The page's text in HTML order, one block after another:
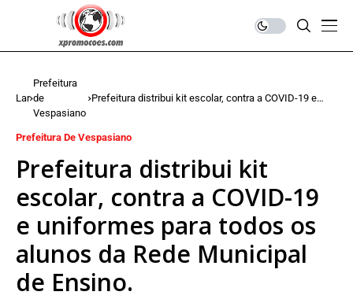
Lar
Prefeitura
de
Vespasiano
Prefeitura distribui kit escolar, contra a COVID-19 e
Prefeitura De Vespasiano
Prefeitura distribui kit
escolar, contra a COVID-19
e uniformes para todos os
alunos da Rede Municipal
de Ensino.